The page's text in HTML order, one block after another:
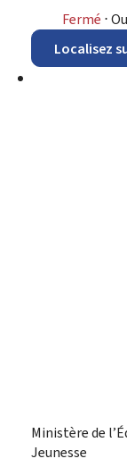
Fermé ⋅
Localisez
Ministère de
Jeunesse